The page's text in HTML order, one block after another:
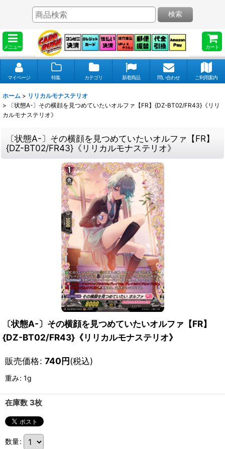
メニュー カート
検索
マイページ 特集 カテゴリ 新着商品 問い合わせ ご利用案内
ホーム > リリカルモナステリオ
>
〔状態A-〕その横顔を見つめていたいオルファ【FR】{DZ-BT02/FR43}《リリ
カルモナステリオ》
〔状態A-〕その横顔を見つめていたいオルファ【FR】
{DZ-BT02/FR43}《リリカルモナステリオ》
〔状態A-〕その横顔を見つめていたいオルファ【FR】
{DZ-BT02/FR43}《リリカルモナステリオ》
販売価格: 740円(税込)
重み: 1g
在庫数 3枚
数量: